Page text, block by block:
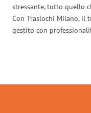
stressante, tutto quello
Con Traslochi Milano, il
gestito con